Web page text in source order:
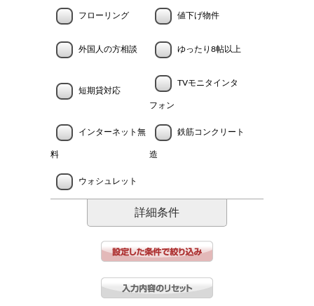
フローリング 値下げ物件
外国人の方相談 ゆったり8帖以上
短期貸対応
TVモニタインタ
フォン
インターネット無
料
鉄筋コンクリート
造
ウォシュレット